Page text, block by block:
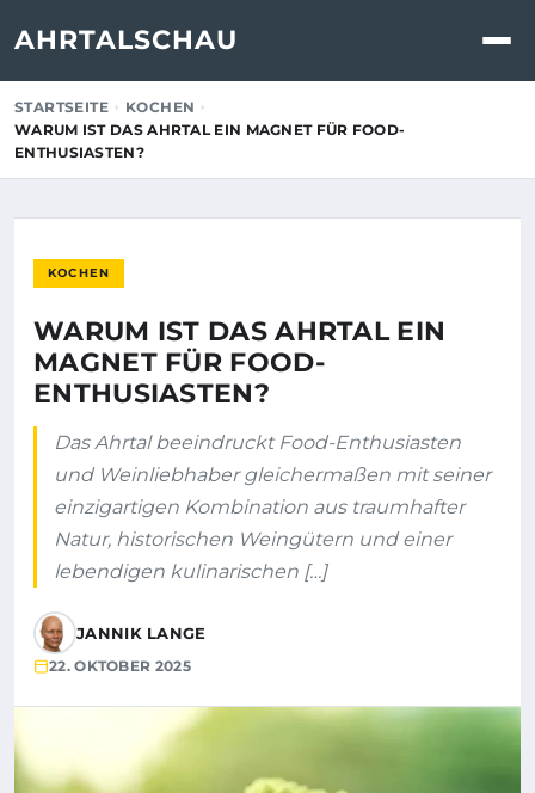
AHRTALSCHAU
STARTSEITE
KOCHEN
WARUM IST DAS AHRTAL EIN MAGNET FÜR FOOD-
ENTHUSIASTEN?
KOCHEN
WARUM IST DAS AHRTAL EIN
MAGNET FÜR FOOD-
ENTHUSIASTEN?
Das Ahrtal beeindruckt Food-Enthusiasten
und Weinliebhaber gleichermaßen mit seiner
einzigartigen Kombination aus traumhafter
Natur, historischen Weingütern und einer
lebendigen kulinarischen […]
JANNIK LANGE
22. OKTOBER 2025